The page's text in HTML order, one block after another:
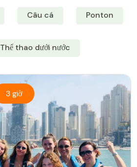
Câu cá Ponton
Thể thao dưới nước
3 giờ